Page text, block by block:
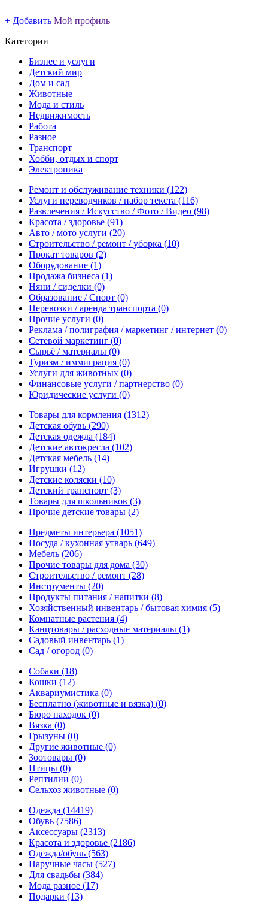
+ Добавить Мой профиль
Категории
Бизнес и услуги
Детский мир
Дом и сад
Животные
Мода и стиль
Недвижимость
Работа
Разное
Транспорт
Хобби, отдых и спорт
Электроника
Ремонт и обслуживание техники (122)
Услуги переводчиков / набор текста (116)
Развлечения / Искусство / Фото / Видео (98)
Красота / здоровье (91)
Авто / мото услуги (20)
Строительство / ремонт / уборка (10)
Прокат товаров (2)
Оборудование (1)
Продажа бизнеса (1)
Няни / сиделки (0)
Образование / Спорт (0)
Перевозки / аренда транспорта (0)
Прочие услуги (0)
Реклама / полиграфия / маркетинг / интернет (0)
Сетевой маркетинг (0)
Сырьё / материалы (0)
Туризм / иммиграция (0)
Услуги для животных (0)
Финансовые услуги / партнерство (0)
Юридические услуги (0)
Товары для кормления (1312)
Детская обувь (290)
Детская одежда (184)
Детские автокресла (102)
Детская мебель (14)
Игрушки (12)
Детские коляски (10)
Детский транспорт (3)
Товары для школьников (3)
Прочие детские товары (2)
Предметы интерьера (1051)
Посуда / кухонная утварь (649)
Мебель (206)
Прочие товары для дома (30)
Строительство / ремонт (28)
Инструменты (20)
Продукты питания / напитки (8)
Хозяйственный инвентарь / бытовая химия (5)
Комнатные растения (4)
Канцтовары / расходные материалы (1)
Садовый инвентарь (1)
Сад / огород (0)
Собаки (18)
Кошки (12)
Аквариумистика (0)
Бесплатно (животные и вязка) (0)
Бюро находок (0)
Вязка (0)
Грызуны (0)
Другие животные (0)
Зоотовары (0)
Птицы (0)
Рептилии (0)
Сельхоз животные (0)
Одежда (14419)
Обувь (7586)
Аксессуары (2313)
Красота и здоровье (2186)
Одежда/обувь (563)
Наручные часы (527)
Для свадьбы (384)
Мода разное (17)
Подарки (13)